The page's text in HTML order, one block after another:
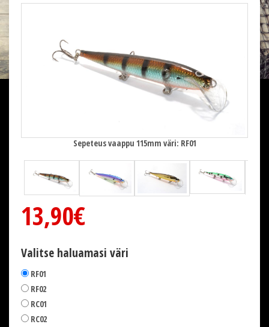
Sepeteus vaappu 115mm väri: RF01
13,90€
Valitse haluamasi väri
RF01
RF02
RC01
RC02